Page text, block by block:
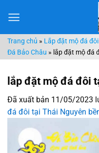
đến
dungTrang chủ » Lắp đặt mộ đá
Đá Bảo Châu » lắp đặt mộ đá
lắp đặt mộ đá đôi
Đã xuất bản 11/05/2023
đá đôi tại Thái Nguyên